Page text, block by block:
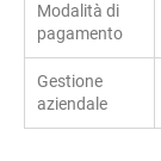
Modalità di
pagamento
Gestione
aziendale